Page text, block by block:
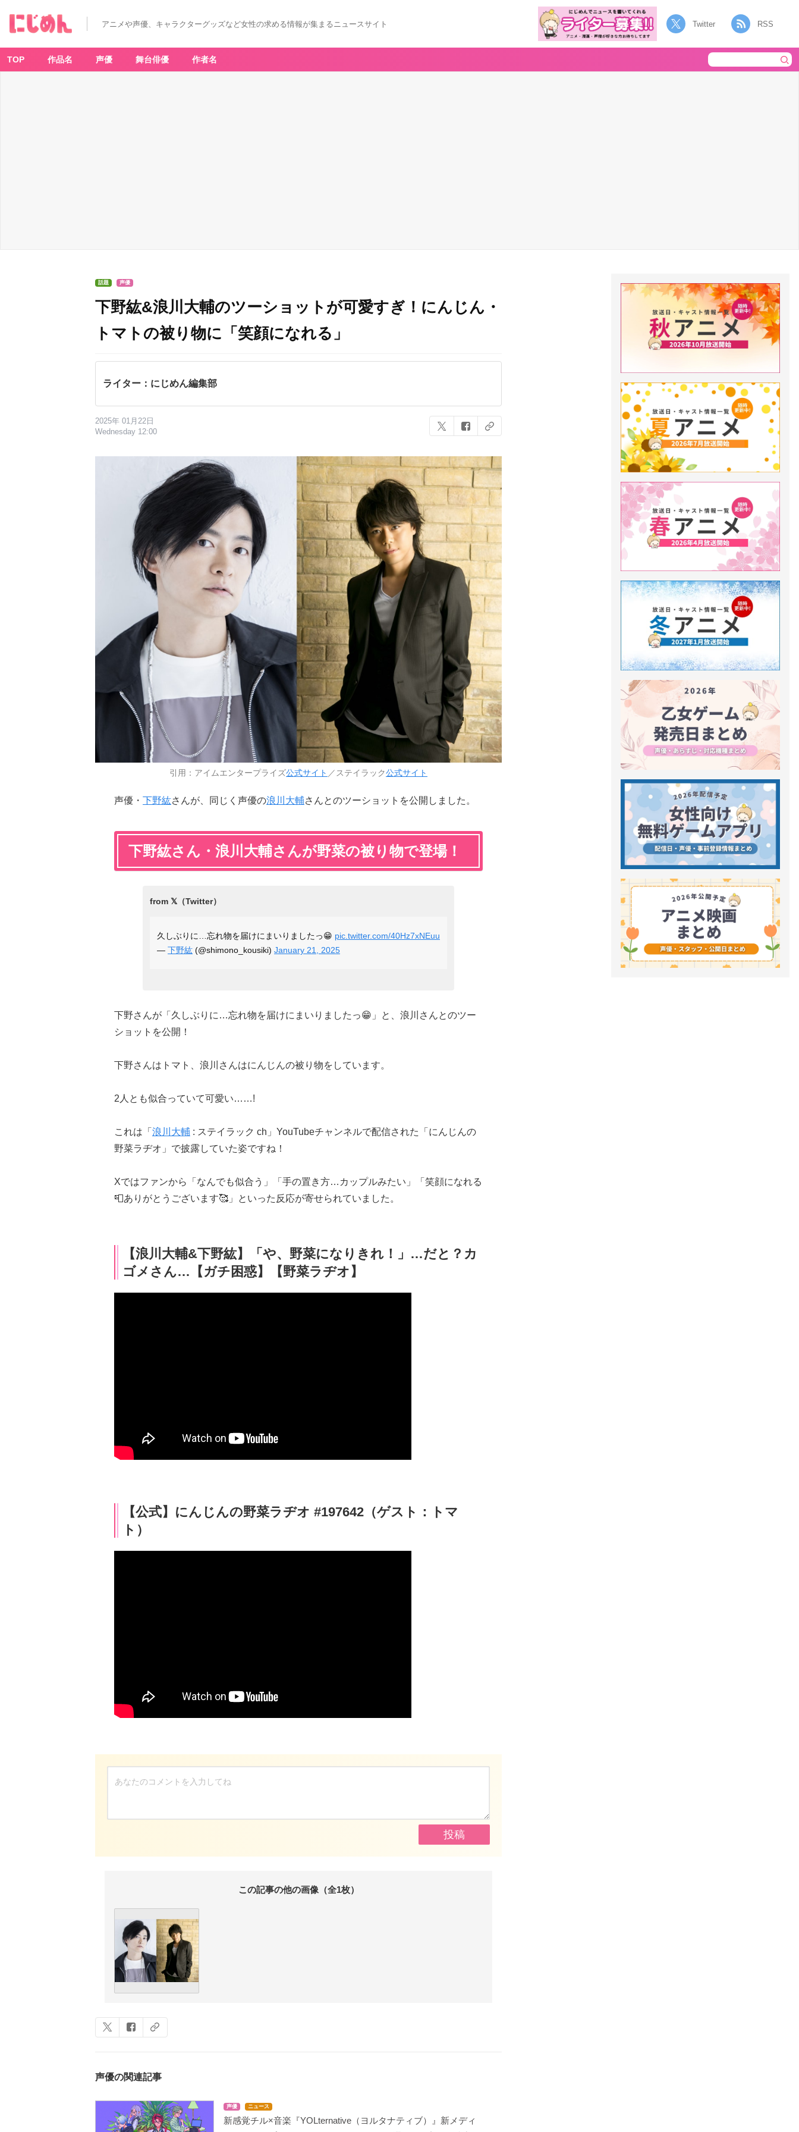
アニメや声優、キャラクターグッズなど女性の求める情報が集まるニュースサイト Twitter RSS
TOP 作品名 声優 舞台俳優 作者名
話題 声優
下野紘&浪川大輔のツーショットが可愛すぎ！にんじん・
トマトの被り物に「笑顔になれる」
ライター：にじめん編集部
2025年 01月22日
Wednesday 12:00
引用：アイムエンタープライズ公式サイト ／ステイラック公式サイト
声優・ 下野紘さんが、同じく声優の浪川大輔さんとのツーショットを公開しました。
下野紘さん・浪川大輔さんが野菜の被り物で登場！
久しぶりに…忘れ物を届けにまいりましたっ😁 pic.twitter.com/40Hz7xNEuu
— 下野紘 (@shimono_kousiki) January 21, 2025
下野さんが「久しぶりに…忘れ物を届けにまいりましたっ😁」と、浪川さんとのツー
ショットを公開！
下野さんはトマト、浪川さんはにんじんの被り物をしています。
2人とも似合っていて可愛い……!
これは「 浪川大輔 : ステイラック ch」YouTubeチャンネルで配信された「にんじんの
野菜ラヂオ」で披露していた姿ですね！
Xではファンから「なんでも似合う」「手の置き方…カップルみたい」「笑顔になれる
📮ありがとうございます🥰」といった反応が寄せられていました。
【浪川大輔&下野紘】「や、野菜になりきれ！」…だと？カ
ゴメさん…【ガチ困惑】【野菜ラヂオ】
【公式】にんじんの野菜ラヂオ #197642（ゲスト：トマ
ト）
この記事の他の画像（全1枚）
声優の関連記事
声優 ニュース
新感覚チル×音楽『YOLternative（ヨルタナティブ）』新メディ